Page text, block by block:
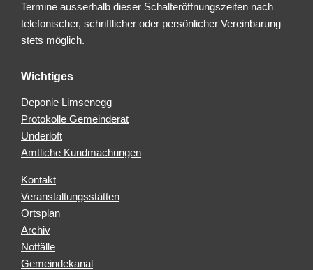
Termine ausserhalb dieser Schalteröffnungszeiten nach
telefonischer, schriftlicher oder persönlicher Vereinbarung
stets möglich.
Wichtiges
Deponie Limsenegg
Protokolle Gemeinderat
Underloft
Amtliche Kundmachungen
Kontakt
Veranstaltungsstätten
Ortsplan
Archiv
Notfälle
Gemeindekanal